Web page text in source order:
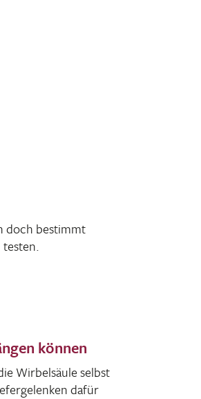
doch bestimmt
testen.
können
Wirbel­säule selbst
dafür